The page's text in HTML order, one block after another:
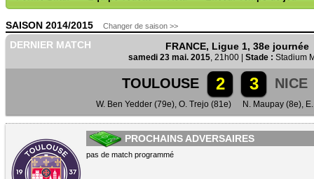
SAISON 2014/2015 Changer de saison >>
DERNIER MATCH FRANCE, Ligue 1, 38e journée
samedi 23 mai. 2015, 21h00 | Stade : Stadium
TOULOUSE 2 3 NICE
W. Ben Yedder (79e), O. Trejo (81e) N. Maupay (8e),
PROCHAINS ADVERSAIRES
pas de match programmé